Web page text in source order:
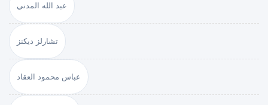
عبد الله المدني
تشارلز ديكنز
عباس محمود العقاد